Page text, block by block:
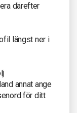
därefter
längst ner i
annat ange
för ditt